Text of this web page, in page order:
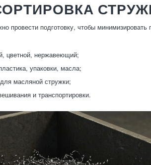
провести подготовку, чтобы
цветной, нержавеющий;
упаковки, масла;
масляной стружки;
и транспортировки.